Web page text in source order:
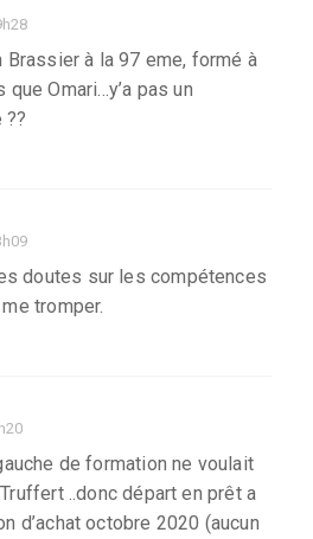
Brassier à la 97 eme, formé à
Omari...y’a pas un
??
doutes sur les compétences
tromper.
de formation ne voulait
..donc départ en prêt a
d’achat octobre 2020 (aucun